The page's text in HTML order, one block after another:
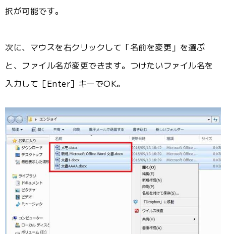
択が可能です。
次に、マウスを右クリックして「名前を変更」を選ぶ
と、ファイル名が変更できます。つけたいファイル名を
入力して［Enter］キーでOK。